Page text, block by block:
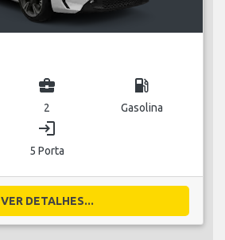
business_center
2
local_gas_station
Gasolina
login
5 Porta
VER DETALHES...